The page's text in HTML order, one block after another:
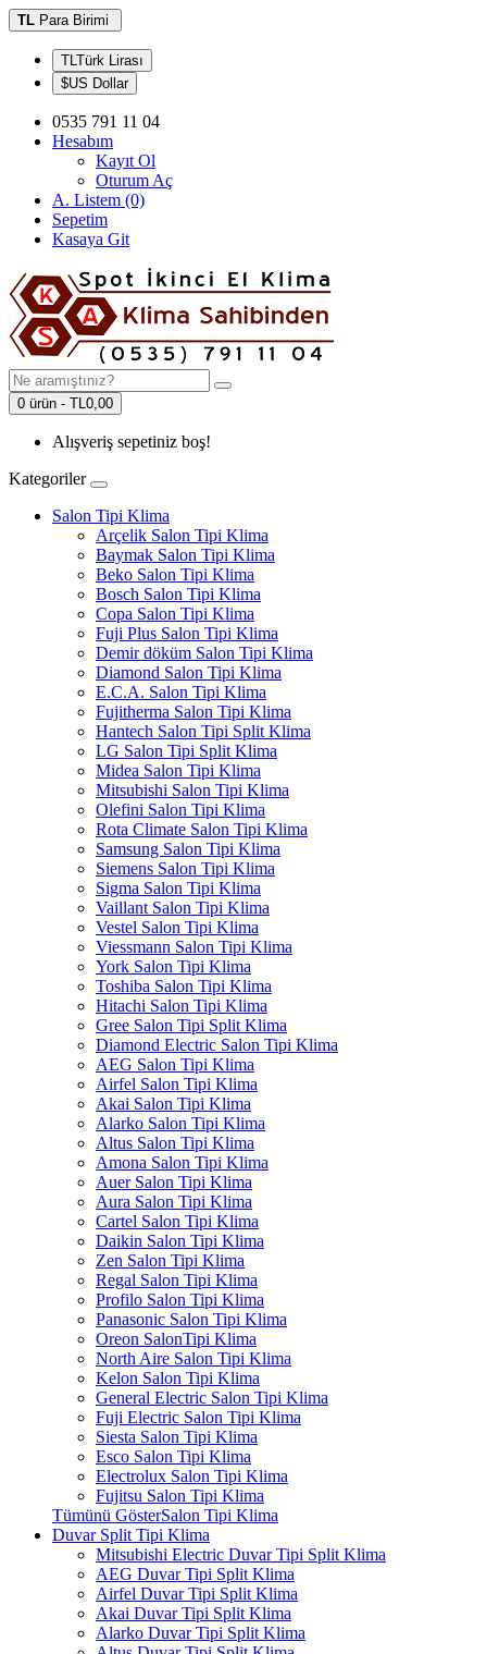
TL Para Birimi
TLTürk Lirası
$US Dollar
0535 791 11 04
Hesabım
Kayıt Ol
Oturum Aç
A. Listem (0)
Sepetim
Kasaya Git
0 ürün - TL0,00
Alışveriş sepetiniz boş!
Kategoriler
Salon Tipi Klima
Arçelik Salon Tipi Klima
Baymak Salon Tipi Klima
Beko Salon Tipi Klima
Bosch Salon Tipi Klima
Copa Salon Tipi Klima
Fuji Plus Salon Tipi Klima
Demir döküm Salon Tipi Klima
Diamond Salon Tipi Klima
E.C.A. Salon Tipi Klima
Fujitherma Salon Tipi Klima
Hantech Salon Tipi Split Klima
LG Salon Tipi Split Klima
Midea Salon Tipi Klima
Mitsubishi Salon Tipi Klima
Olefini Salon Tipi Klima
Rota Climate Salon Tipi Klima
Samsung Salon Tipi Klima
Siemens Salon Tipi Klima
Sigma Salon Tipi Klima
Vaillant Salon Tipi Klima
Vestel Salon Tipi Klima
Viessmann Salon Tipi Klima
York Salon Tipi Klima
Toshiba Salon Tipi Klima
Hitachi Salon Tipi Klima
Gree Salon Tipi Split Klima
Diamond Electric Salon Tipi Klima
AEG Salon Tipi Klima
Airfel Salon Tipi Klima
Akai Salon Tipi Klima
Alarko Salon Tipi Klima
Altus Salon Tipi Klima
Amona Salon Tipi Klima
Auer Salon Tipi Klima
Aura Salon Tipi Klima
Cartel Salon Tipi Klima
Daikin Salon Tipi Klima
Zen Salon Tipi Klima
Regal Salon Tipi Klima
Profilo Salon Tipi Klima
Panasonic Salon Tipi Klima
Oreon SalonTipi Klima
North Aire Salon Tipi Klima
Kelon Salon Tipi Klima
General Electric Salon Tipi Klima
Fuji Electric Salon Tipi Klima
Siesta Salon Tipi Klima
Esco Salon Tipi Klima
Electrolux Salon Tipi Klima
Fujitsu Salon Tipi Klima
Tümünü GösterSalon Tipi Klima
Duvar Split Tipi Klima
Mitsubishi Electric Duvar Tipi Split Klima
AEG Duvar Tipi Split Klima
Airfel Duvar Tipi Split Klima
Akai Duvar Tipi Split Klima
Alarko Duvar Tipi Split Klima